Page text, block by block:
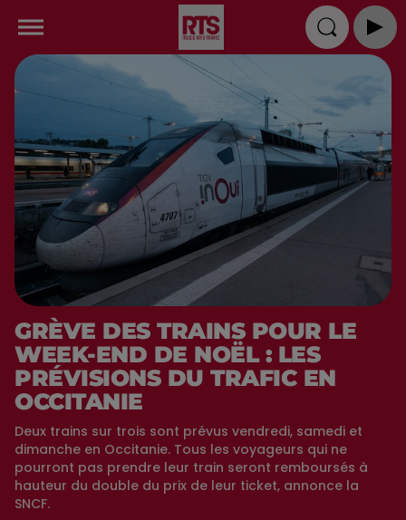
GRÈVE DES TRAINS POUR LE
WEEK-END DE NOËL : LES
PRÉVISIONS DU TRAFIC EN
OCCITANIE
Deux trains sur trois sont prévus vendredi, samedi et
dimanche en Occitanie. Tous les voyageurs qui ne
pourront pas prendre leur train seront remboursés à
hauteur du double du prix de leur ticket, annonce la
SNCF.